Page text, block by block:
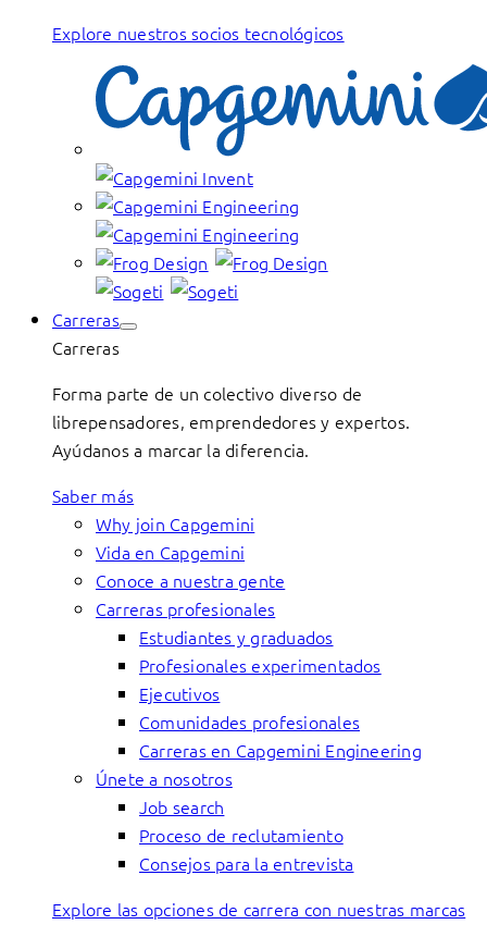
Explore nuestros socios tecnológicos
Carreras
Carreras
Forma parte de un colectivo diverso de
librepensadores, emprendedores y expertos.
Ayúdanos a marcar la diferencia.
Saber más
Why join Capgemini
Vida en Capgemini
Conoce a nuestra gente
Carreras profesionales
Estudiantes y graduados
Profesionales experimentados
Ejecutivos
Comunidades profesionales
Carreras en Capgemini Engineering
Únete a nosotros
Job search
Proceso de reclutamiento
Consejos para la entrevista
Explore las opciones de carrera con nuestras marcas